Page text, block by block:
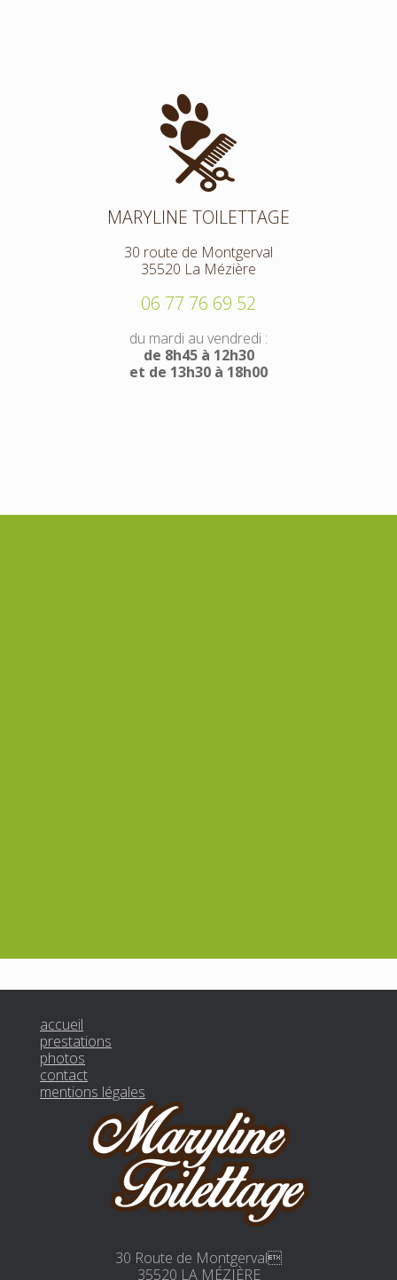
MARYLINE TOILETTAGE
30 route de Montgerval
35520 La Mézière
06 77 76 69 52
du mardi au vendredi :
de 8h45 à 12h30
et de 13h30 à 18h00
accueil
prestations
photos
contact
mentions légales
30 Route de Montgerval
35520 LA MÉZIÈRE